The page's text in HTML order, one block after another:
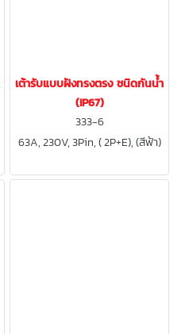
เต้ารับแบบฝังทรงตรง ชนิดกันน้ำ
(IP67)
333-6
63A, 230V, 3Pin, ( 2P+E), (สีฟ้า)